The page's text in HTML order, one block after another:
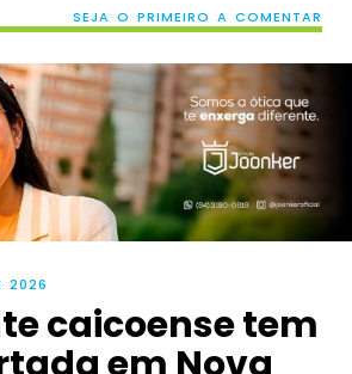
SEJA O PRIMEIRO A COMENTAR
2026
caicoense tem